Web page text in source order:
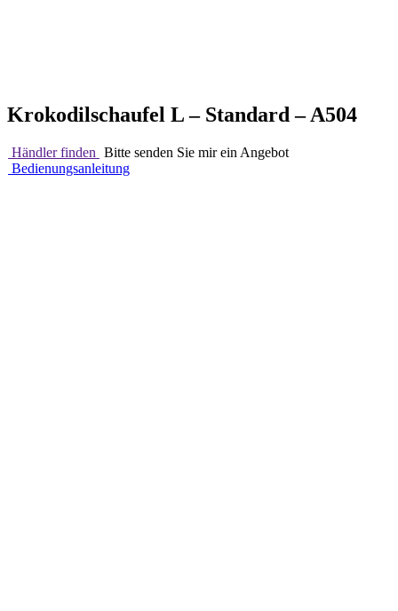
Krokodilschaufel L – Standard – A504
Händler finden Bitte senden Sie mir ein Angebot
Bedienungsanleitung